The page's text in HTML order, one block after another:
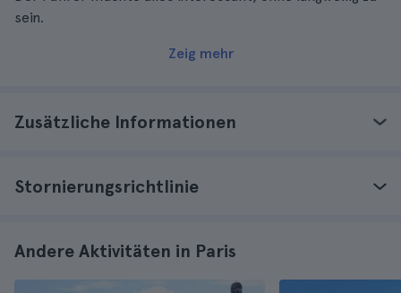
sein.
Zeig mehr
Zusätzliche Informationen
Stornierungsrichtlinie
Andere Aktivitäten in Paris